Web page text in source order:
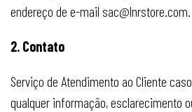
endereço de e-mail sac@lnrstore.com.
2. Contato
Serviço de Atendimento ao Cliente
qualquer informação, esclarecimento